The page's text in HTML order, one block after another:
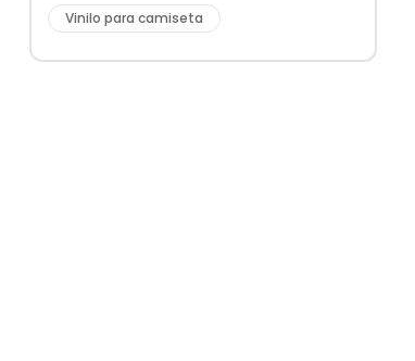
Vinilo para camiseta